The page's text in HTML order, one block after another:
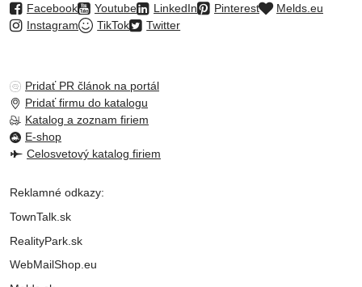
Facebook Youtube LinkedIn Pinterest
Melds.eu
Instagram
TikTok Twitter
Pridať PR článok na portál
Pridať firmu do katalogu
Katalog a zoznam firiem
E-shop
Celosvetový katalog firiem
Reklamné odkazy:
TownTalk.sk
RealityPark.sk
WebMailShop.eu